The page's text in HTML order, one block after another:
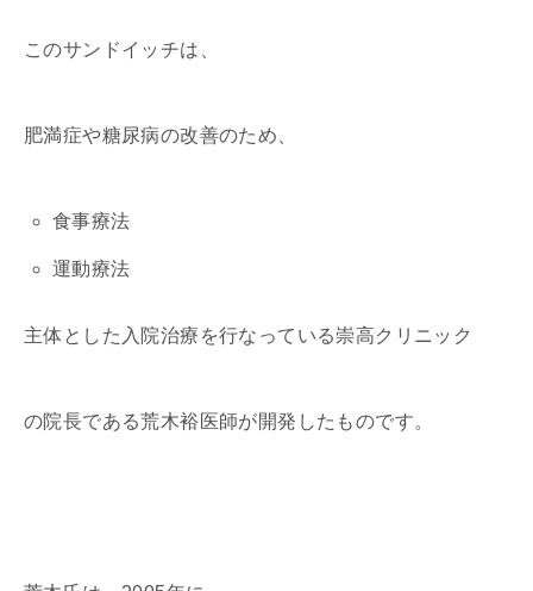
このサンドイッチは、
肥満症や糖尿病の改善のため、
食事療法
運動療法
主体とした入院治療を行なっている崇高クリニック
の院長である荒木裕医師が開発したものです。